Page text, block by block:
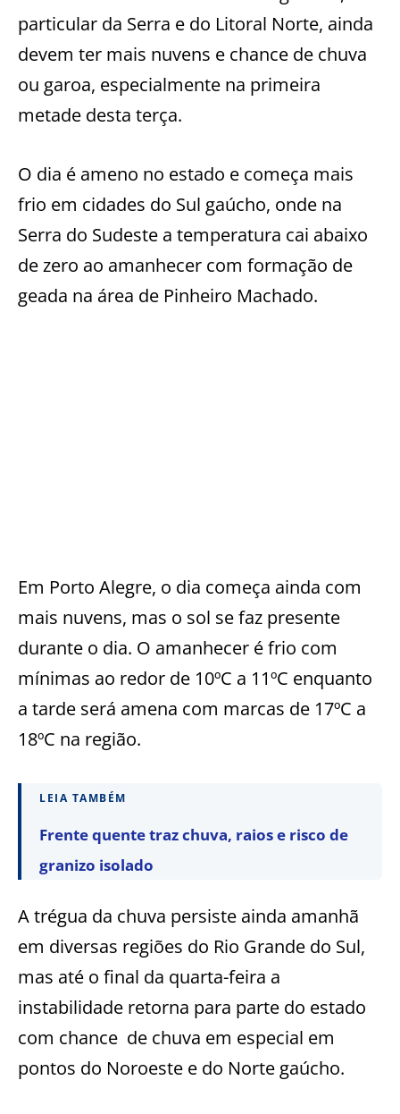
particular da Serra e do Litoral Norte, ainda
devem ter mais nuvens e chance de chuva
ou garoa, especialmente na primeira
metade desta terça.
O dia é ameno no estado e começa mais
frio em cidades do Sul gaúcho, onde na
Serra do Sudeste a temperatura cai abaixo
de zero ao amanhecer com formação de
geada na área de Pinheiro Machado.
Em Porto Alegre, o dia começa ainda com
mais nuvens, mas o sol se faz presente
durante o dia. O amanhecer é frio com
mínimas ao redor de 10ºC a 11ºC enquanto
a tarde será amena com marcas de 17ºC a
18ºC na região.
LEIA TAMBÉM
Frente quente traz chuva, raios e risco de
granizo isolado
A trégua da chuva persiste ainda amanhã
em diversas regiões do Rio Grande do Sul,
mas até o final da quarta-feira a
instabilidade retorna para parte do estado
com chance de chuva em especial em
pontos do Noroeste e do Norte gaúcho.